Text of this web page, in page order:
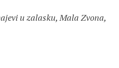
u zalasku, Mala Zvona,